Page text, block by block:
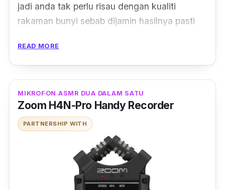
jadi anda tak perlu risau dengan kualiti
rakaman bunyi sebab dijamin hasilnya pasti
capanti angin. Berbaloi bukan beli dengan
harga murah tapi dapat banyak aksesori!
Malah, anda juga tak perlu risau dengan cara
pemasangan sebab terdapat manual cara
penggunaannya.
READ MORE
MIKROFON ASMR DUA DALAM SATU
Zoom H4N-Pro Handy Recorder
PARTNERSHIP WITH